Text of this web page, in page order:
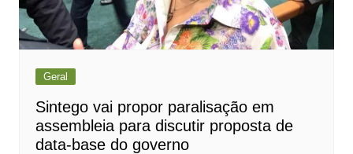
Geral
Sintego vai propor paralisação em
assembleia para discutir proposta de
data-base do governo